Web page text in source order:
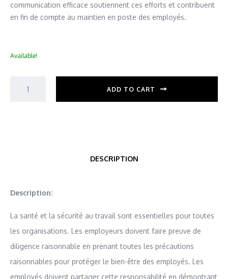
communication efficace soutiennent ces efforts et contribuent
en fin de compte au maintien en poste des employés.
Available!
ADD TO CART
DESCRIPTION
Description:
La santé et la sécurité au travail sont essentielles pour toutes
les organisations. Les employeurs doivent faire preuve de
diligence raisonnable en prenant toutes les précautions
raisonnables pour protéger le bien-être des employés. Les
employés doivent partager cette responsabilité en démontrant